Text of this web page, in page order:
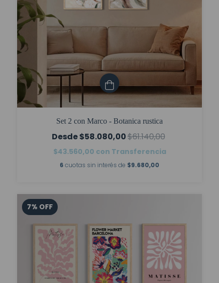
Set 2 con Marco - Botanica rustica
$58.080,00$61.140,00
$43.560,00 con Transferencia
6 cuotas sin interés de $9.680,00
7% OFF